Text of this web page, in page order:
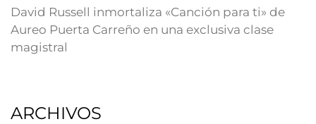
David Russell inmortaliza «Canción para ti» de
Aureo Puerta Carreño en una exclusiva clase
magistral
ARCHIVOS